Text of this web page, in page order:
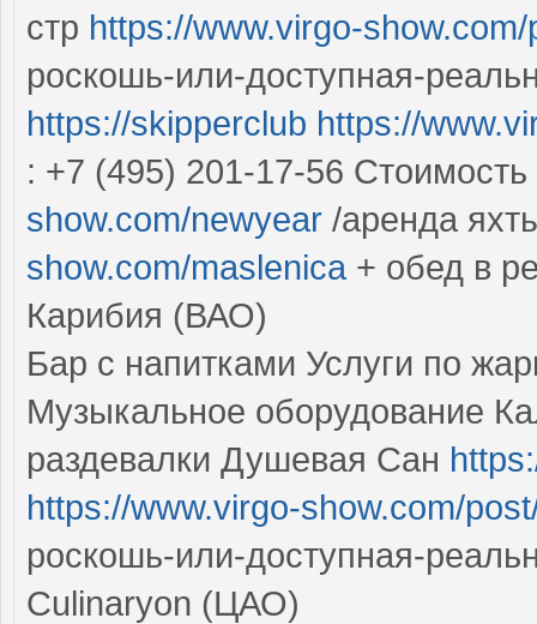
стр https://www.virgo-show.com/
роскошь-или-доступная-
https://skipperclub https://
: +7 (495) 201-17-56
show.com/newyear /аренда
show.com/maslenica + обед в
Карибия (ВАО)
Бар с напитками Услуги по
Музыкальное оборудование
раздевалки Душевая Сан
https://www.virgo-show.com/
роскошь-или-доступная-
Culinaryon (ЦАО)